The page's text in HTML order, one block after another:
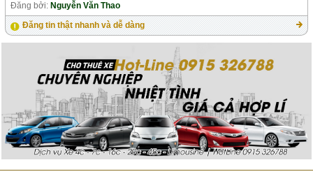
Đăng bởi: Nguyễn Văn Thao
Đăng tin thật nhanh và dễ dàng